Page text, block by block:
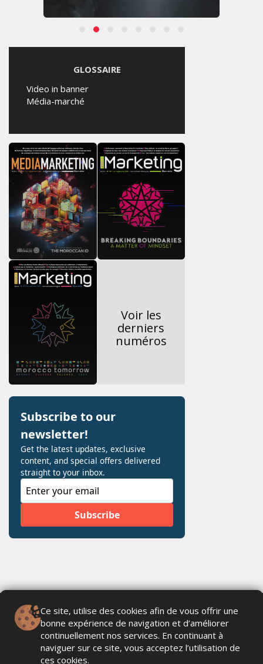
GLOSSAIRE
Video in banner
Média-marché
Voir les
derniers
numéros
Ce site, utilise des cookies afin de vous offrir une
bonne expérience de navigation et d’améliorer
continuellement nos services. En continuant à
naviguer sur ce site, vous acceptez l’utilisation de
ces cookies.